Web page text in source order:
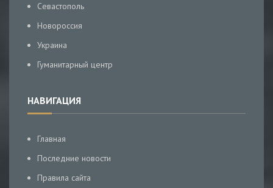
Севастополь
Новороссия
Украина
Гуманитарный центр
НАВИГАЦИЯ
Главная
Последние новости
Правила сайта